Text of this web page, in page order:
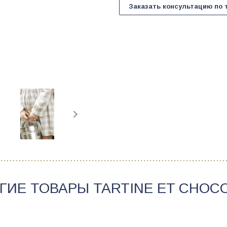
Заказать консультацию по
ТОВАРЫ TARTINE ET